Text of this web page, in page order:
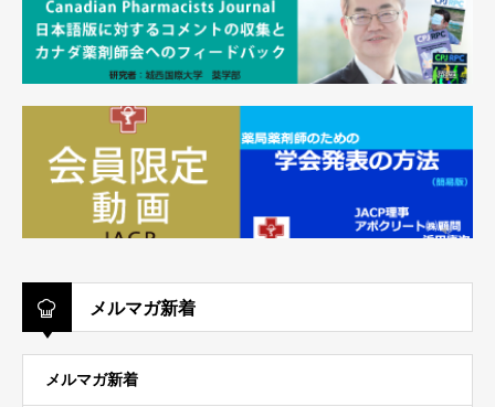
メルマガ新着
メルマガ新着